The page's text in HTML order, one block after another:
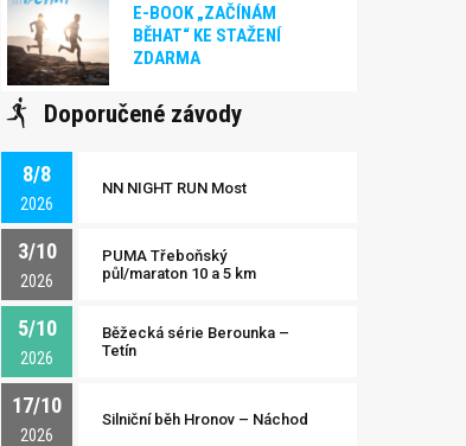
E-BOOK „ZAČÍNÁM
BĚHAT“ KE STAŽENÍ
ZDARMA
Doporučené závody
8/8
2026
NN NIGHT RUN Most
3/10
2026
PUMA Třeboňský
půl/maraton 10 a 5 km
5/10
2026
Běžecká série Berounka –
Tetín
17/10
2026
Silniční běh Hronov – Náchod